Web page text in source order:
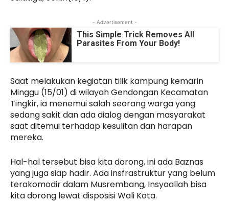
- Advertisement -
This Simple Trick Removes All
Parasites From Your Body!
Saat melakukan kegiatan tilik kampung kemarin
Minggu (15/01) di wilayah Gendongan Kecamatan
Tingkir, ia menemui salah seorang warga yang
sedang sakit dan ada dialog dengan masyarakat
saat ditemui terhadap kesulitan dan harapan
mereka.
Hal-hal tersebut bisa kita dorong, ini ada Baznas
yang juga siap hadir. Ada insfrastruktur yang belum
terakomodir dalam Musrembang, Insyaallah bisa
kita dorong lewat disposisi Wali Kota.